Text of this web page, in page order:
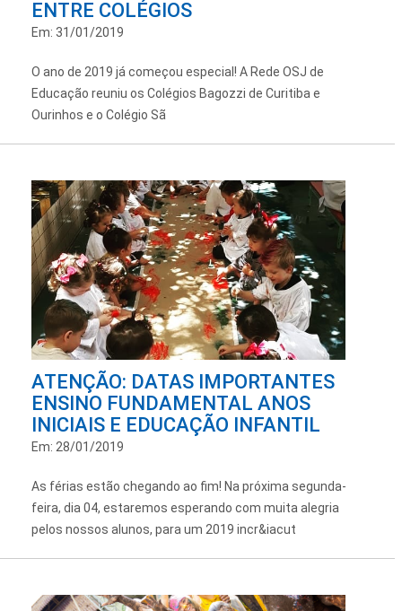
ENTRE COLÉGIOS
Em: 31/01/2019
O ano de 2019 já começou especial! A Rede OSJ de
Educação reuniu os Colégios Bagozzi de Curitiba e
Ourinhos e o Colégio Sã
ATENÇÃO: DATAS IMPORTANTES
ENSINO FUNDAMENTAL ANOS
INICIAIS E EDUCAÇÃO INFANTIL
Em: 28/01/2019
As férias estão chegando ao fim! Na próxima segunda-
feira, dia 04, estaremos esperando com muita alegria
pelos nossos alunos, para um 2019 incr&iacut